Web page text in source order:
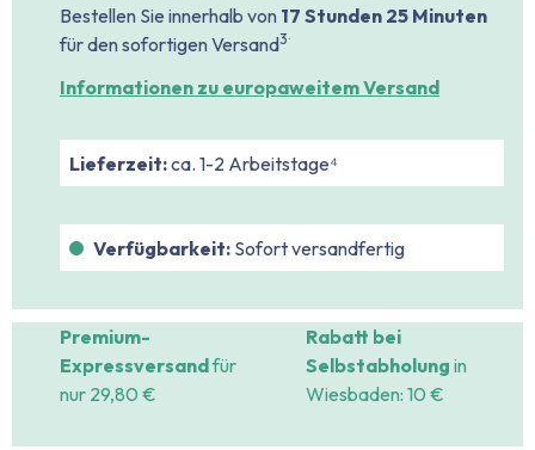
Bestellen Sie innerhalb von 17 Stunden 25 Minuten
für den sofortigen Versand3
Informationen zu europaweitem Versand
Lieferzeit:ca. 1-2 Arbeitstage⁴
Verfügbarkeit:Sofort versandfertig
Premium-
Expressversandfür
nur 29,80 €
Rabatt bei
Selbstabholung in
Wiesbaden: 10 €